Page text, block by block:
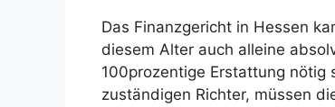
Das Finanzgericht in Hessen
diesem Alter auch alleine
100prozentige Erstattung nötig
zuständigen Richter, müssen